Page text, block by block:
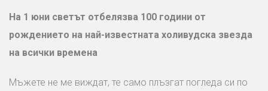
На 1 юни светът отбелязва 100 години от
рождението на най-известната холивудска звезда
на всички времена
Мъжете не ме виждат, те само плъзгат погледа си по